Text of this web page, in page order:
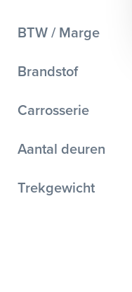
BTW / Marge
BTW
Brandstof
Benzine
Elektrisch
Hybride benzine
Carrosserie
Bestelauto
Chassis cabine
Aantal deuren
Trekgewicht